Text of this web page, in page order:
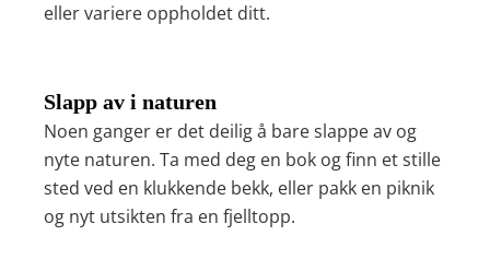
eller variere oppholdet ditt.
Slapp av i naturen
Noen ganger er det deilig å bare slappe av og
nyte naturen. Ta med deg en bok og finn et stille
sted ved en klukkende bekk, eller pakk en piknik
og nyt utsikten fra en fjelltopp.